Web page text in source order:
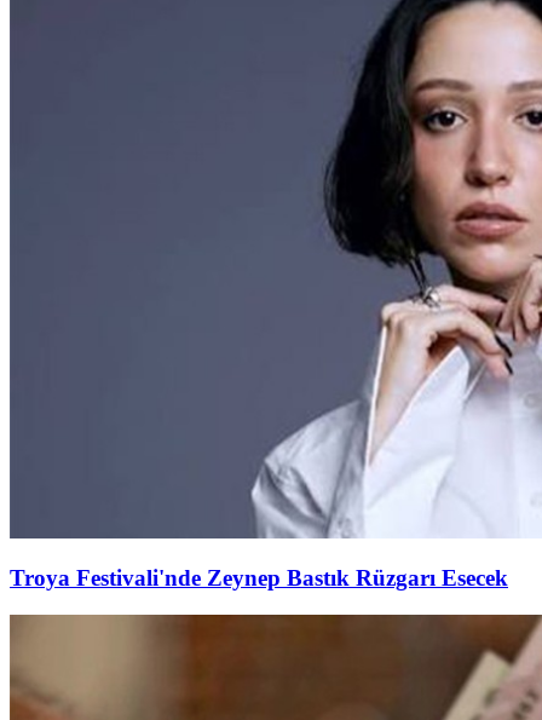
Troya Festivali'nde Zeynep Bastık Rüzgarı Esecek